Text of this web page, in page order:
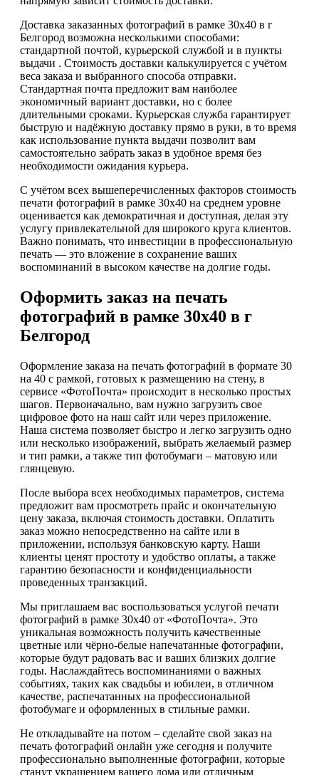
Доставка заказанных фотографий в рамке 30х40 в г
Белгород возможна несколькими способами:
стандартной почтой, курьерской службой и в пункты
выдачи . Стоимость доставки калькулируется с учётом
веса заказа и выбранного способа отправки.
Стандартная почта предложит вам наиболее
экономичный вариант доставки, но с более
длительными сроками. Курьерская служба гарантирует
быструю и надёжную доставку прямо в руки, в то время
как использование пункта выдачи позволит вам
самостоятельно забрать заказ в удобное время без
необходимости ожидания курьера.
С учётом всех вышеперечисленных факторов стоимость
печати фотографий в рамке 30х40 на среднем уровне
оценивается как демократичная и доступная, делая эту
услугу привлекательной для широкого круга клиентов.
Важно понимать, что инвестиции в профессиональную
печать — это вложение в сохранение ваших
воспоминаний в высоком качестве на долгие годы.
Оформить заказ на печать
фотографий в рамке 30х40 в г
Белгород
Оформление заказа на печать фотографий в формате 30
на 40 с рамкой, готовых к размещению на стену, в
сервисе «ФотоПочта» происходит в несколько простых
шагов. Первоначально, вам нужно загрузить свое
цифровое фото на наш сайт или через приложение.
Наша система позволяет быстро и легко загрузить одно
или несколько изображений, выбрать желаемый размер
и тип рамки, а также тип фотобумаги – матовую или
глянцевую.
После выбора всех необходимых параметров, система
предложит вам просмотреть прайс и окончательную
цену заказа, включая стоимость доставки. Оплатить
заказ можно непосредственно на сайте или в
приложении, используя банковскую карту. Наши
клиенты ценят простоту и удобство оплаты, а также
гарантию безопасности и конфиденциальности
проведенных транзакций.
Мы приглашаем вас воспользоваться услугой печати
фотографий в рамке 30х40 от «ФотоПочта». Это
уникальная возможность получить качественные
цветные или чёрно-белые напечатанные фотографии,
которые будут радовать вас и ваших близких долгие
годы. Наслаждайтесь воспоминаниями о важных
событиях, таких как свадьбы и юбилеи, в отличном
качестве, распечатанных на профессиональной
фотобумаге и оформленных в стильные рамки.
Не откладывайте на потом – сделайте свой заказ на
печать фотографий онлайн уже сегодня и получите
профессионально выполненные фотографии, которые
станут украшением вашего дома или отличным